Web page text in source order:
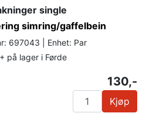
single
simring/gaffelbein
697043 | Enhet: Par
på lager i Førde
130,-
Kjøp